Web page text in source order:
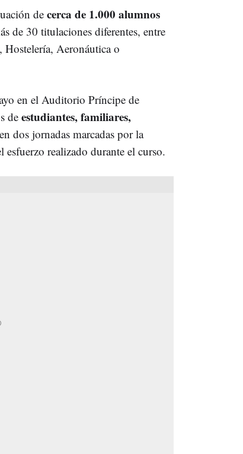
de cerca de 1.000 alumnos
de 30 titulaciones diferentes, entre
Hostelería, Aeronáutica o
en el Auditorio Príncipe de
de estudiantes, familiares,
en dos jornadas marcadas por la
realizado durante el curso.